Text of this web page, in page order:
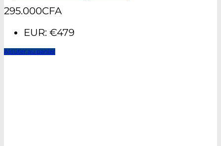
295.000CFA
EUR: €479
Ajouter au panier